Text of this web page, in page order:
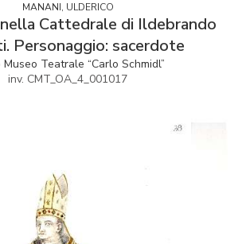
MANANI, ULDERICO
Cattedrale di Ildebrando
Personaggio: sacerdote
Museo Teatrale “Carlo Schmidl”
inv. CMT_OA_4_001017